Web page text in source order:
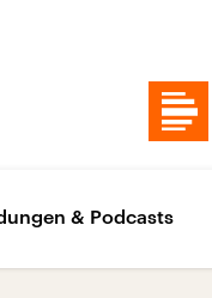
& Podcasts